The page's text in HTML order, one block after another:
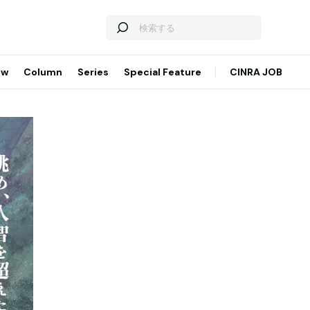
Column Series Special Feature CINRA JOB